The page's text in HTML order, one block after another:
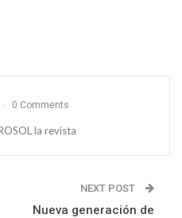
0 Comments
la revista
NEXT POST
Nueva generación de